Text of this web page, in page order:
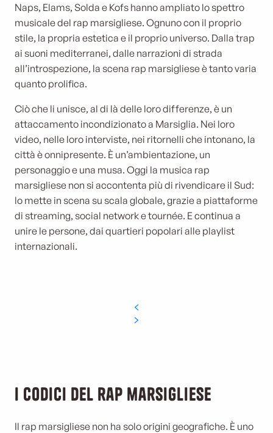
Naps, Elams, Solda e Kofs hanno ampliato lo spettro
musicale del rap marsigliese. Ognuno con il proprio
stile, la propria estetica e il proprio universo. Dalla trap
ai suoni mediterranei, dalle narrazioni di strada
all’introspezione, la scena rap marsigliese è tanto varia
quanto prolifica.
Ciò che li unisce, al di là delle loro differenze, è un
attaccamento incondizionato a Marsiglia. Nei loro
video, nelle loro interviste, nei ritornelli che intonano, la
città è onnipresente. È un’ambientazione, un
personaggio e una musa. Oggi la musica rap
marsigliese non si accontenta più di rivendicare il Sud:
lo mette in scena su scala globale, grazie a piattaforme
di streaming, social network e tournée. E continua a
unire le persone, dai quartieri popolari alle playlist
internazionali.
I codici del rap marsigliese
Il rap marsigliese non ha solo origini geografiche. È uno